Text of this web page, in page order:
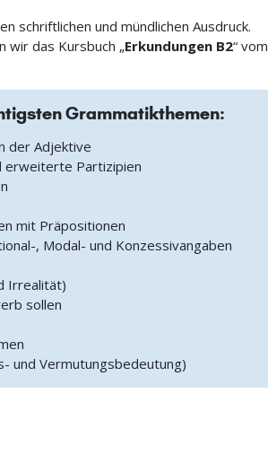
schriftlichen und mündlichen Ausdruck.
wir das Kursbuch „Erkundungen B2“ vom
Grammatikthemen:
der Adjektive
erweiterte Partizipien
mit Präpositionen
, Modal- und Konzessivangaben
Irrealität)
sollen
und Vermutungsbedeutung)